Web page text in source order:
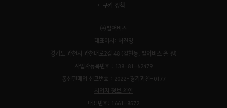
쿠키 정책
㈜펄어비스
대표이사: 허진영
경기도 과천시 과천대로2길 48 (갈현동, 펄어비스 홈 원)
사업자등록번호 : 138-81-62479
통신판매업 신고번호 : 2022-경기과천-0177
사업자 정보 확인
대표번호: 1661-8572